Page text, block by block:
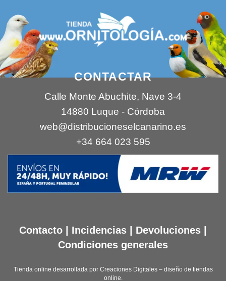
CONTACTAR
Calle Monte Abuchite, Nave 3-4
14880 Luque - Córdoba
web@distribucioneselcanarino.es
+34 664 023 595
Contacto Incidencias Devoluciones
Condiciones generales
Tienda online desarrollada por Creaciones Digitales – diseño de tiendas
online.